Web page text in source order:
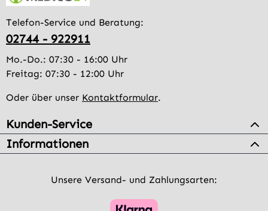
Telefon-Service und Beratung:
02744 - 922911
Mo.-Do.: 07:30 - 16:00 Uhr
Freitag: 07:30 - 12:00 Uhr
Oder über unser Kontaktformular.
Kunden-Service
Informationen
Unsere Versand- und Zahlungsarten: